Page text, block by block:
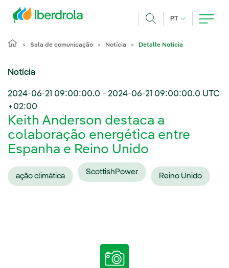
PT IDIOMA ATUAL,
Sala de comunicação Notícia Detalle Notícia
Notícia
2024-06-21 09:00:00.0 - 2024-06-21 09:00:00.0 UTC
+02:00
Keith Anderson destaca a
colaboração energética entre
Espanha e Reino Unido
ação climática ScottishPower Reino Unido